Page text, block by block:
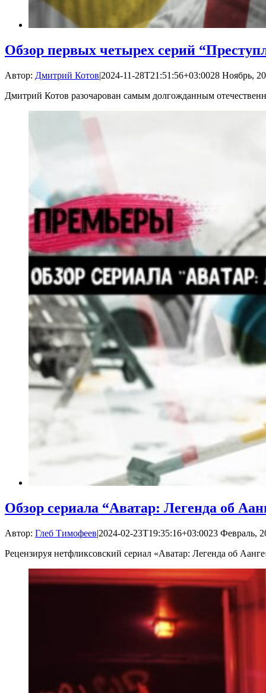
Обзор первых четырех серий
Автор: Дмитрий Котов|2024-11-28T21:51:56+03:0028 Ноябрь,
Дмитрий Котов разочарован самым долгожданным
Обзор сериала “Аватар: Легенда об
Автор: Глеб Тимофеев|2024-02-23T19:35:16+03:0023 Февраль,
Рецензируя нетфликсовский сериал «Аватар: Легенда об